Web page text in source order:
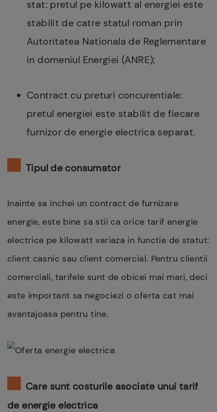
stat: pretul pe kilowatt al energiei este
stabilit de catre statul roman prin
Autoritatea Nationala de Reglementare
in domeniul Energiei (ANRE);
Contract cu preturi concurentiale:
pretul energiei este stabilit de fiecare
furnizor de energie electrica separat.
Tipul de consumator
Inainte sa inchei un contract de furnizare
energie, este bine sa stii ca orice tarif energie
electrica pe kilowatt variaza in functie de statut:
client casnic sau client comercial. Pentru clientii
comerciali, tarifele sunt de obicei mai mari, deci
este important sa negociezi o oferta cat mai
avantajoasa pentru tine.
Care sunt costurile asociate unui tarif
de energie electrica